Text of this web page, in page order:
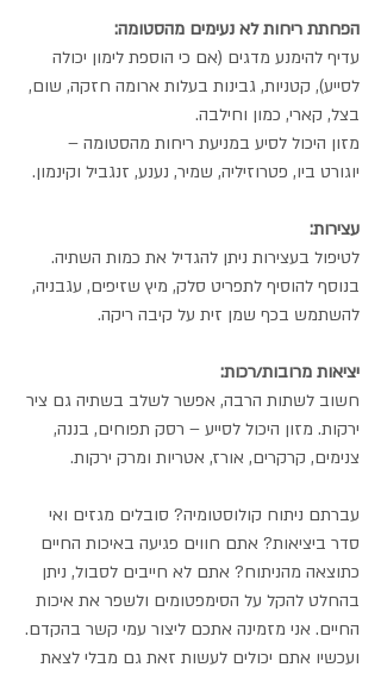
הפחתת ריחות לא נעימים מהסטומה:
עדיף להימנע מדגים (אם כי הוספת לימון יכולה
לסייע), קטניות, גבינות בעלות ארומה חזקה, שום,
בצל, קארי, כמון וחילבה.
מזון היכול לסיע במניעת ריחות מהסטומה –
יוגורט ביו, פטרוזיליה, שמיר, נענע, זנגביל וקינמון.
עצירות:
לטיפול בעצירות ניתן להגדיל את כמות השתיה.
בנוסף להוסיף לתפריט סלק, מיץ שזיפים, עגבניה,
להשתמש בכף שמן זית על קיבה ריקה.
יציאות מרובות/רכות:
חשוב לשתות הרבה, אפשר לשלב בשתיה גם ציר
ירקות. מזון היכול לסייע – רסק תפוחים, בננה,
צנימים, קרקרים, אורז, אטריות ומרק ירקות.
עברתם ניתוח קולוסטומיה? סובלים מגזים ואי
סדר ביציאות? אתם חווים פגיעה באיכות החיים
כתוצאה מהניתוח? אתם לא חייבים לסבול, ניתן
בהחלט להקל על הסימפטומים ולשפר את איכות
החיים. אני מזמינה אתכם ליצור עמי קשר בהקדם.
ועכשיו אתם יכולים לעשות זאת גם מבלי לצאת